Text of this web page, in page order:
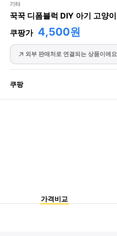
기타
꾹꾹 디폼블럭 DIY 아기 고양이
쿠팡가 4,500원
외부 판매처로 연결되는 상품이에요
쿠팡
가격비교